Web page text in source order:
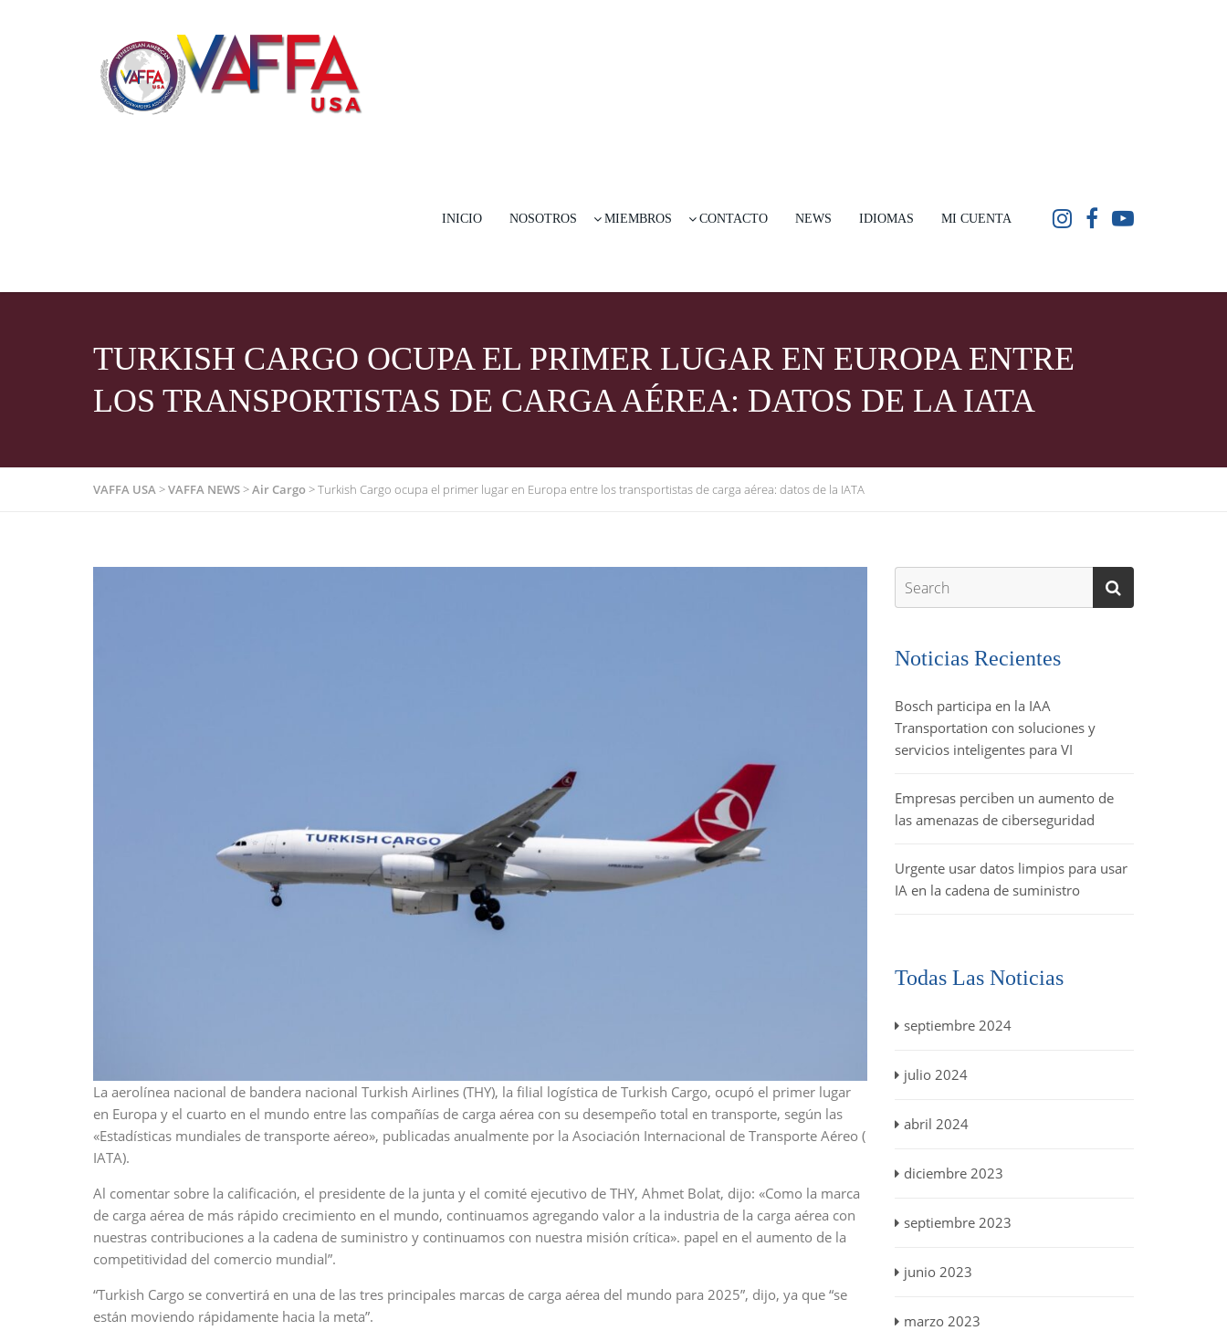
INICIO NOSOTROS MIEMBROS CONTACTO NEWS IDIOMAS MI CUENTA
TURKISH CARGO OCUPA EL PRIMER LUGAR EN EUROPA ENTRE
LOS TRANSPORTISTAS DE CARGA AÉREA: DATOS DE LA IATA
VAFFA USA>VAFFA NEWS>Air Cargo>Turkish Cargo ocupa el primer lugar en Europa entre los transportistas de carga aérea: datos de la IATA
La aerolínea nacional de bandera nacional Turkish Airlines (THY), la filial logística de Turkish Cargo, ocupó el primer lugar
en Europa y el cuarto en el mundo entre las compañías de carga aérea con su desempeño total en transporte, según las
«Estadísticas mundiales de transporte aéreo», publicadas anualmente por la Asociación Internacional de Transporte Aéreo (
IATA).
Al comentar sobre la calificación, el presidente de la junta y el comité ejecutivo de THY, Ahmet Bolat, dijo: «Como la marca
de carga aérea de más rápido crecimiento en el mundo, continuamos agregando valor a la industria de la carga aérea con
nuestras contribuciones a la cadena de suministro y continuamos con nuestra misión crítica». papel en el aumento de la
competitividad del comercio mundial”.
“Turkish Cargo se convertirá en una de las tres principales marcas de carga aérea del mundo para 2025”, dijo, ya que “se
están moviendo rápidamente hacia la meta”.
Noticias Recientes
Bosch participa en la IAA
Transportation con soluciones y
servicios inteligentes para VI
Empresas perciben un aumento de
las amenazas de ciberseguridad
Urgente usar datos limpios para usar
IA en la cadena de suministro
Todas Las Noticias
septiembre 2024
julio 2024
abril 2024
diciembre 2023
septiembre 2023
junio 2023
marzo 2023